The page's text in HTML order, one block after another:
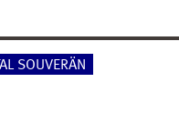
SOUVERÄN